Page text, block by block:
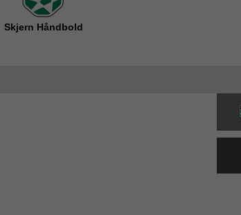
Skjern Håndbold